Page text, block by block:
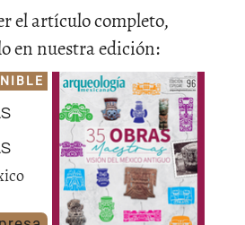
el artículo completo,
en nuestra edición: